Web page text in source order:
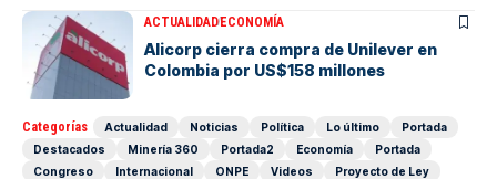
ACTUALIDADECONOMÍA
Alicorp cierra compra de Unilever en
Colombia por US$158 millones
Categorías Actualidad Noticias Política Lo último
Portada
Destacados
Minería 360 Portada2 Economía
Portada
Congreso
Internacional ONPE Videos Proyecto de Ley